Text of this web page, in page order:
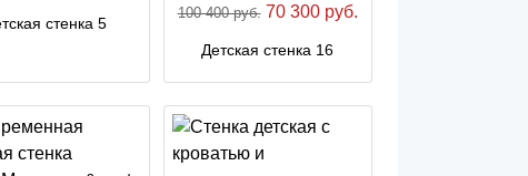
стенка 5
100 400 руб.70 300 руб.
Детская стенка 16